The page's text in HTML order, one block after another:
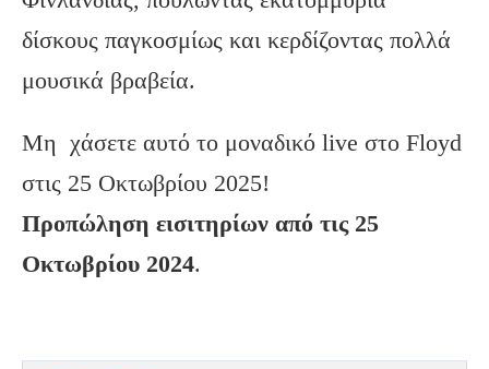
δίσκους παγκοσμίως και κερδίζοντας πολλά
μουσικά βραβεία.
Μη χάσετε αυτό το μοναδικό live στο Floyd
στις 25 Οκτωβρίου 2025!
Προπώληση εισιτηρίων από τις 25
Οκτωβρίου 2024.